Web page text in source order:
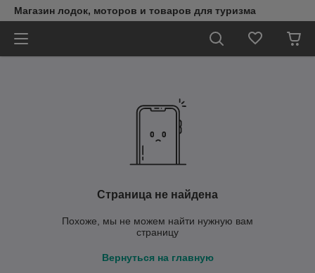
Магазин лодок, моторов и товаров для туризма
Страница не найдена
Похоже, мы не можем найти нужную вам
страницу
Вернуться на главную